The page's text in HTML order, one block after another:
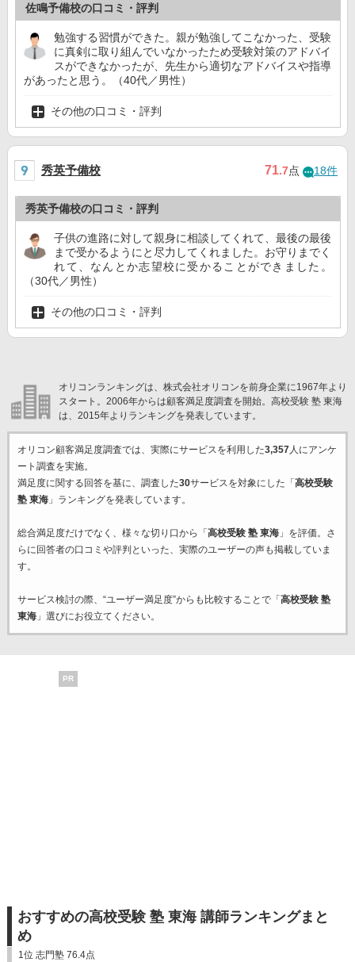
佐鳴予備校の口コミ・評判
勉強する習慣ができた。親が勉強してこなかった、受験
に真剣に取り組んでいなかったため受験対策のアドバイ
スができなかったが、先生から適切なアドバイスや指導
があったと思う。（40代／男性）
その他の口コミ・評判
秀英予備校 71.7点 18件
秀英予備校の口コミ・評判
子供の進路に対して親身に相談してくれて、最後の最後
まで受かるようにと尽力してくれました。お守りまでく
れて、なんとか志望校に受かることができました。
（30代／男性）
その他の口コミ・評判
オリコンランキングは、株式会社オリコンを前身企業に1967年より
スタート。2006年からは顧客満足度調査を開始。高校受験 塾 東海
は、2015年よりランキングを発表しています。
オリコン顧客満足度調査では、実際にサービスを利用した3,357人にアンケ
ート調査を実施。
満足度に関する回答を基に、調査した30サービスを対象にした「 高校受験
塾 東海」ランキングを発表しています。
総合満足度だけでなく、様々な切り口から「 高校受験 塾 東海」を評価。さ
らに回答者の口コミや評判といった、実際のユーザーの声も掲載していま
す。
サービス検討の際、“ユーザー満足度”からも比較することで「 高校受験 塾
東海」選びにお役立てください。
PR
おすすめの高校受験 塾 東海 講師ランキングまと
め
1位 志門塾 76.4点